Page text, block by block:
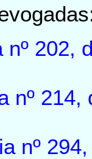
nº 202,
nº 214,
nº